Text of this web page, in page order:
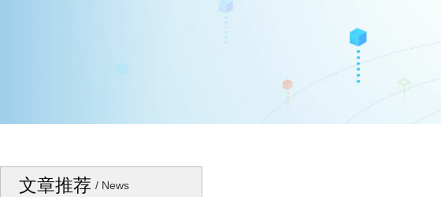
文章推荐 / News